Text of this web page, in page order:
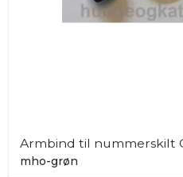
Armbind til nummerskilt
mho-grøn